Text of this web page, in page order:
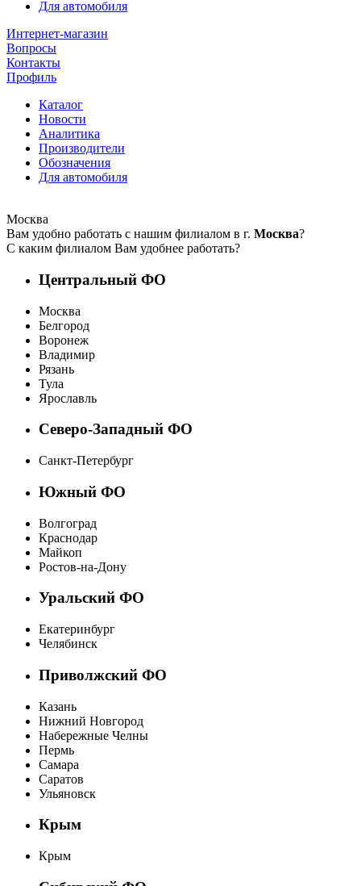
Для автомобиля
Интернет-магазин
Вопросы
Контакты
Профиль
Каталог
Новости
Аналитика
Производители
Обозначения
Для автомобиля
Москва
Вам удобно работать с нашим филиалом в г. Москва?
С каким филиалом Вам удобнее работать?
Центральный ФО
Москва
Белгород
Воронеж
Владимир
Рязань
Тула
Ярославль
Северо-Западный ФО
Санкт-Петербург
Южный ФО
Волгоград
Краснодар
Майкоп
Ростов-на-Дону
Уральский ФО
Екатеринбург
Челябинск
Приволжский ФО
Казань
Нижний Новгород
Набережные Челны
Пермь
Самара
Саратов
Ульяновск
Крым
Крым